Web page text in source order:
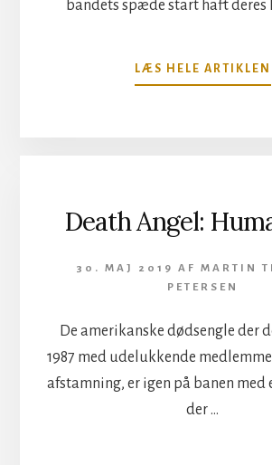
bandets spæde start haft deres
LÆS HELE ARTIKLEN
Death Angel:
30. MAJ 2019 AF MARTIN
PETERSEN
De amerikanske dødsengle der
1987 med udelukkende
afstamning, er igen på banen med
der …